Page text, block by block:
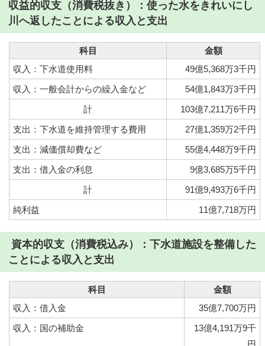
収益的収支（消費税抜き）：使った水をきれいにし
川へ返したことによる収入と支出
科目
金額
収入：下水道使用料
49億5,368万3千円
収入：一般会計からの繰入金など
54億1,843万3千円
計
103億7,211万6千円
支出：下水道を維持管理する費用
27億1,359万2千円
支出：減価償却費など
55億4,448万9千円
支出：借入金の利息
9億3,685万5千円
計
91億9,493万6千円
純利益
11億7,718万円
資本的収支（消費税込み）：下水道施設を整備した
ことによる収入と支出
科目
金額
収入：借入金
35億7,700万円
収入：国の補助金
13億4,191万9千
円